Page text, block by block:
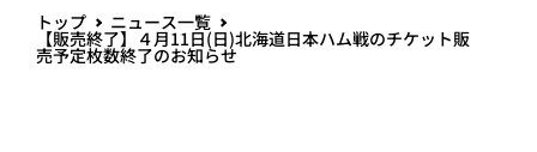
トップ ニュース一覧
【販売終了】４月11日(日)北海道日本ハム戦のチケット販
売予定枚数終了のお知らせ